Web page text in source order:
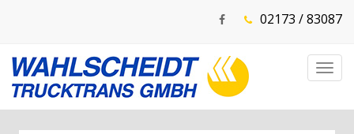
02173 / 83087